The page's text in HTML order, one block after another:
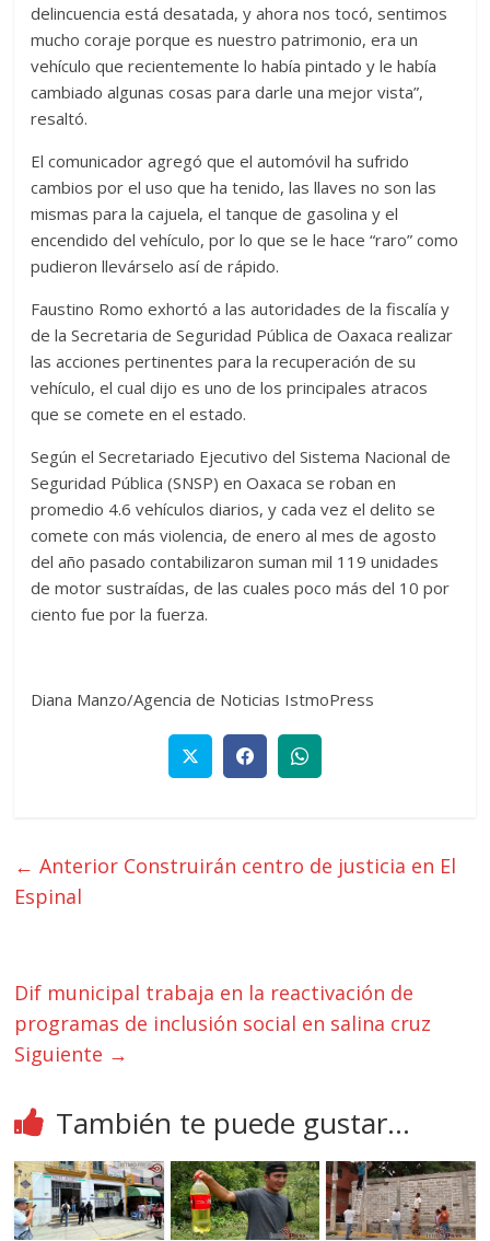
delincuencia está desatada, y ahora nos tocó, sentimos
mucho coraje porque es nuestro patrimonio, era un
vehículo que recientemente lo había pintado y le había
cambiado algunas cosas para darle una mejor vista”,
resaltó.
El comunicador agregó que el automóvil ha sufrido
cambios por el uso que ha tenido, las llaves no son las
mismas para la cajuela, el tanque de gasolina y el
encendido del vehículo, por lo que se le hace “raro” como
pudieron llevárselo así de rápido.
Faustino Romo exhortó a las autoridades de la fiscalía y
de la Secretaria de Seguridad Pública de Oaxaca realizar
las acciones pertinentes para la recuperación de su
vehículo, el cual dijo es uno de los principales atracos
que se comete en el estado.
Según el Secretariado Ejecutivo del Sistema Nacional de
Seguridad Pública (SNSP) en Oaxaca se roban en
promedio 4.6 vehículos diarios, y cada vez el delito se
comete con más violencia, de enero al mes de agosto
del año pasado contabilizaron suman mil 119 unidades
de motor sustraídas, de las cuales poco más del 10 por
ciento fue por la fuerza.
Diana Manzo/Agencia de Noticias IstmoPress
← Anterior Construirán centro de justicia en El
Espinal
Dif municipal trabaja en la reactivación de
programas de inclusión social en salina cruz
Siguiente →
También te puede gustar...